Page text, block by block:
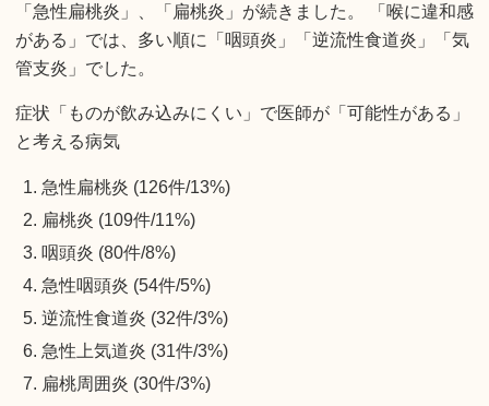
「急性扁桃炎」、「扁桃炎」が続きました。 「喉に違和感
がある」では、多い順に「咽頭炎」「逆流性食道炎」「気
管支炎」でした。
症状「ものが飲み込みにくい」で医師が「可能性がある」
と考える病気
急性扁桃炎 (126件/13%)
扁桃炎 (109件/11%)
咽頭炎 (80件/8%)
急性咽頭炎 (54件/5%)
逆流性食道炎 (32件/3%)
急性上気道炎 (31件/3%)
扁桃周囲炎 (30件/3%)